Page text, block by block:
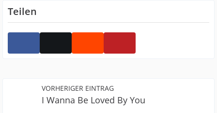
Teilen
VORHERIGER EINTRAG
I Wanna Be Loved By You